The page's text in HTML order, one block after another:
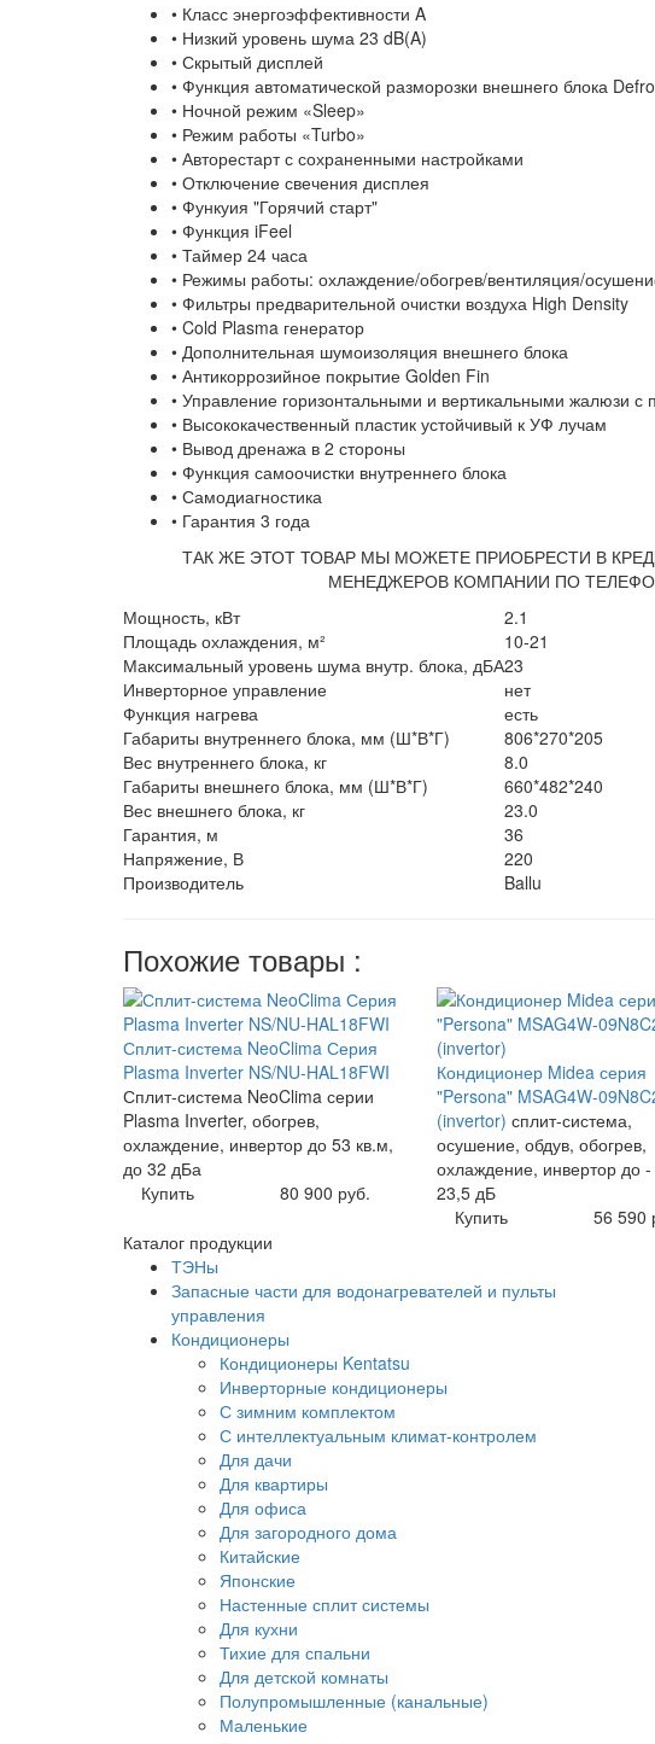
• Класс энергоэффективности A
• Низкий уровень шума 23 dB(A)
• Скрытый дисплей
• Функция автоматической разморозки внешнего блока
• Ночной режим «Sleep»
• Режим работы «Turbo»
• Авторестарт с сохраненными настройками
• Отключение свечения дисплея
• Функуия "Горячий старт"
• Функция iFeel
• Таймер 24 часа
• Режимы работы: охлаждение/обогрев/вентиляция/
• Фильтры предварительной очистки воздуха High Density
• Cold Plasma генератор
• Дополнительная шумоизоляция внешнего блока
• Антикоррозийное покрытие Golden Fin
• Управление горизонтальными и вертикальными жалюзи с
• Высококачественный пластик устойчивый к УФ лучам
• Вывод дренажа в 2 стороны
• Функция самоочистки внутреннего блока
• Самодиагностика
• Гарантия 3 года
ТАК ЖЕ ЭТОТ ТОВАР МЫ МОЖЕТЕ ПРИОБРЕСТИ В
МЕНЕДЖЕРОВ КОМПАНИИ ПО
Мощность, кВт
2.1
Площадь охлаждения, м²
10-21
Максимальный уровень шума внутр. блока, дБА23
Инверторное управление
нет
Функция нагрева
есть
Габариты внутреннего блока, мм (Ш*В*Г)
806*270*205
Вес внутреннего блока, кг
8.0
Габариты внешнего блока, мм (Ш*В*Г)
660*482*240
Вес внешнего блока, кг
23.0
Гарантия, м
36
Напряжение, В
220
Производитель
Ballu
Похожие товары :
Сплит-система NeoClima Серия
Plasma Inverter NS/NU-HAL18FWI
Сплит-система NeoClima серии
Plasma Inverter, обогрев,
охлаждение, инвертор до 53 кв.м,
до 32 дБа
Купить
80 900 руб.
Кондиционер Midea серия
"Persona" MSAG4W-
(invertor) сплит-система,
осушение, обдув, обогрев,
охлаждение, инвертор до
23,5 дБ
Купить
56 590
Каталог продукции
ТЭНы
Запасные части для водонагревателей и пульты
управления
Кондиционеры
Кондиционеры Kentatsu
Инверторные кондиционеры
С зимним комплектом
С интеллектуальным климат-контролем
Для дачи
Для квартиры
Для офиса
Для загородного дома
Китайские
Японские
Настенные сплит системы
Для кухни
Тихие для спальни
Для детской комнаты
Полупромышленные (канальные)
Маленькие